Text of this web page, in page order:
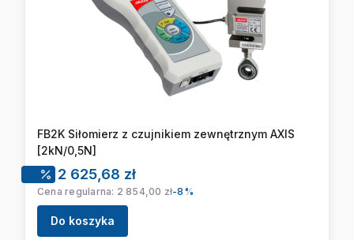
FB2K Siłomierz z czujnikiem zewnętrznym AXIS
[2kN/0,5N]
Cena promocyjna
2 625,68 zł
Cena regularna: 2 854,00 zł-8%
Do koszyka